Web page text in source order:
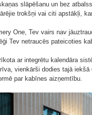
slāpēšanu un bez
trokšņi vai citi apstākļi,
One, Tev vairs nav
Tev netraucēs pateicoties
ar integrētu kalendāra
vienkārši dodies tajā
par kabīnes aizņemtību.